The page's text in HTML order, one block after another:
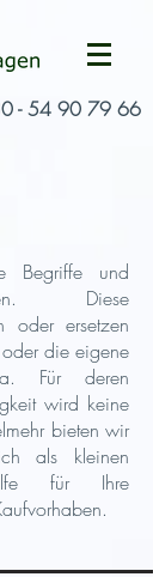
- 54 90 79 66
Begriffe und
Diese
oder ersetzen
oder die eigene
Für deren
wird keine
bieten wir
als kleinen
für Ihre